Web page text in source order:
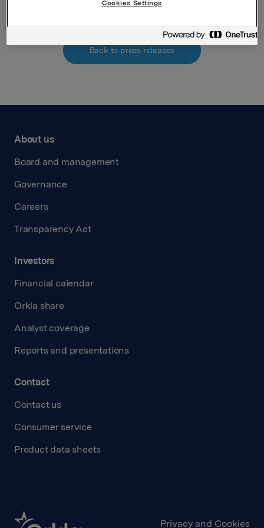
Back to press releases
About us
Board and management
Governance
Careers
Transparency Act
Investors
Financial calendar
Orkla share
Analyst coverage
Reports and presentations
Contact
Contact us
Consumer service
Product data sheets
Privacy and Cookies
Cookies Settings